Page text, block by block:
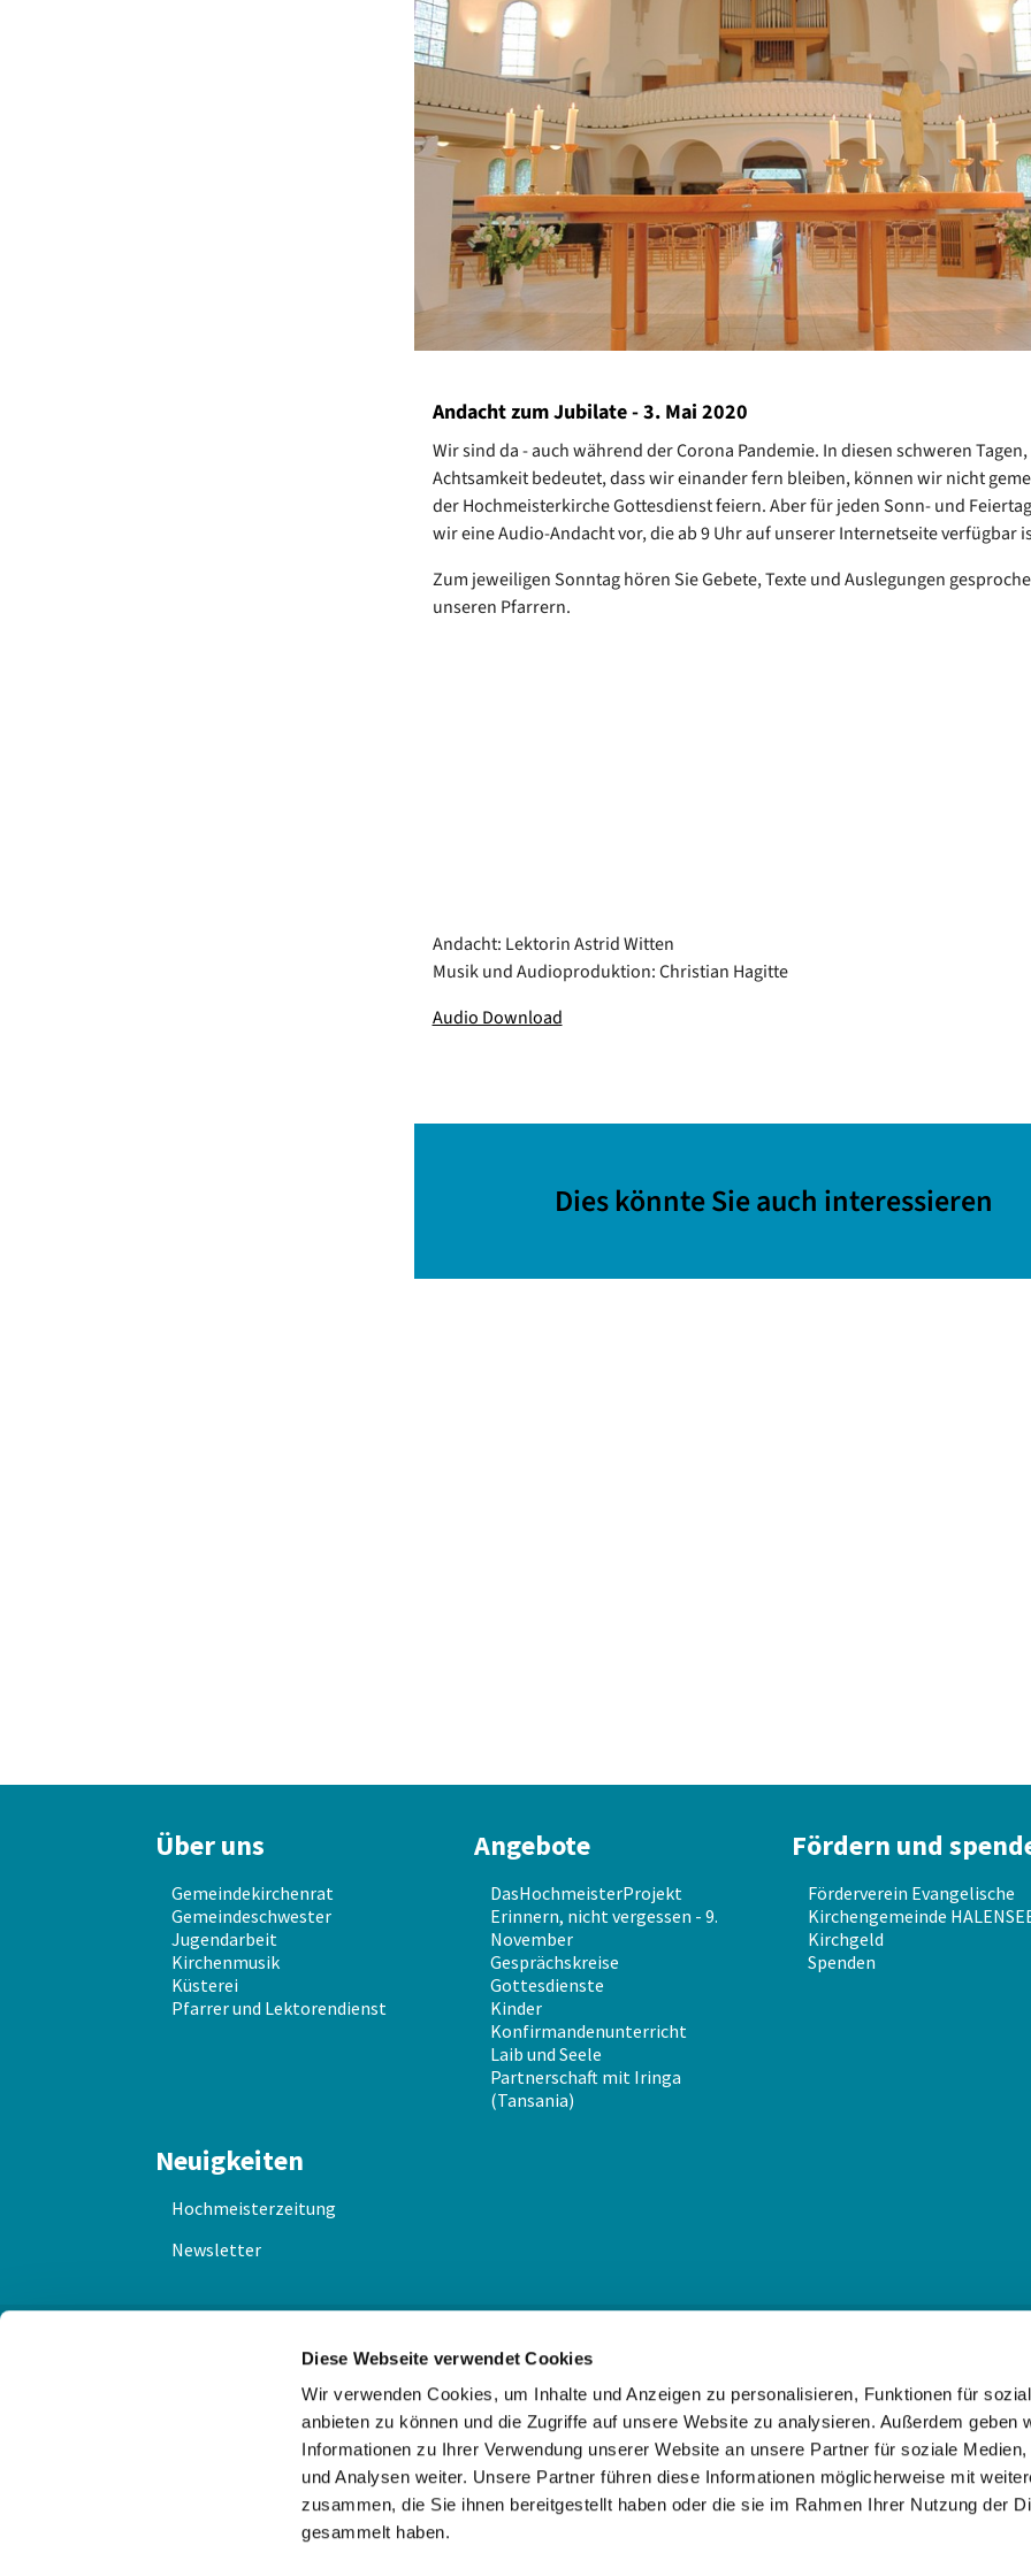
Diese Webseite verwendet Cookies
Wir verwenden Cookies, um Inhalte und Anzeigen zu personalisieren, Funktionen für
anbieten zu können und die Zugriffe auf unsere Website zu analysieren. Außerdem geben
Informationen zu Ihrer Verwendung unserer Website an unsere Partner für soziale Medien,
und Analysen weiter. Unsere Partner führen diese Informationen möglicherweise mit
zusammen, die Sie ihnen bereitgestellt haben oder die sie im Rahmen Ihrer Nutzung der
gesammelt haben.
Andacht zum Jubilate - 3. Mai 2020
Wir sind da - auch während der Corona Pandemie. In diesen schweren
Achtsamkeit bedeutet, dass wir einander fern bleiben, können wir nicht
der Hochmeisterkirche Gottesdienst feiern. Aber für jeden Sonn- und
wir eine Audio-Andacht vor, die ab 9 Uhr auf unserer Internetseite verfügbar
Zum jeweiligen Sonntag hören Sie Gebete, Texte und Auslegungen
unseren Pfarrern.
Andacht: Lektorin Astrid Witten
Musik und Audioproduktion: Christian Hagitte
Audio Download
Dies könnte Sie auch interessieren
Über uns
Gemeindekirchenrat
Gemeindeschwester
Jugendarbeit
Kirchenmusik
Küsterei
Pfarrer und Lektorendienst
Angebote
DasHochmeisterProjekt
Erinnern, nicht vergessen - 9.
November
Gesprächskreise
Gottesdienste
Kinder
Konfirmandenunterricht
Laib und Seele
Partnerschaft mit Iringa
(Tansania)
Fördern und
Förderverein Evangelische
Kirchengemeinde
Kirchgeld
Spenden
Neuigkeiten
Hochmeisterzeitung
Newsletter
Evangelische Kirchengemeinde Halensee
Paulsborner Str. 86, 10709 Berlin
030 / 891 69 64info@kirchengemeinde-halensee.de